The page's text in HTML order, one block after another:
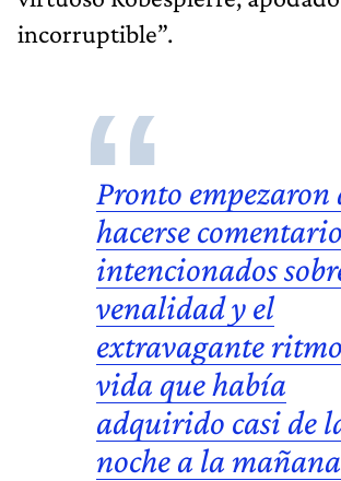
incorruptible”.
Pronto empezaron
hacerse
intencionados
venalidad y el
extravagante
vida que había
adquirido casi de
noche a la